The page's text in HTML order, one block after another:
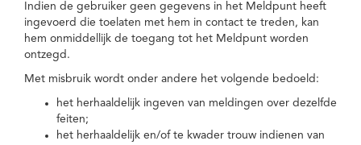
Indien de gebruiker geen gegevens in het Meldpunt heeft
ingevoerd die toelaten met hem in contact te treden, kan
hem onmiddellijk de toegang tot het Meldpunt worden
ontzegd.
Met misbruik wordt onder andere het volgende bedoeld:
het herhaaldelijk ingeven van meldingen over dezelfde
feiten;
het herhaaldelijk en/of te kwader trouw indienen van